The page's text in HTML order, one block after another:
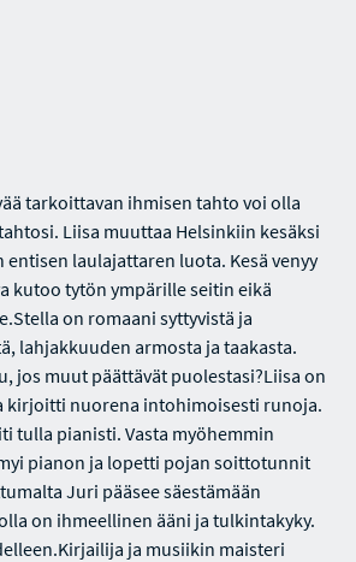
tarkoittavan ihmisen tahto voi olla
Liisa muuttaa Helsinkiin kesäksi
entisen laulajattaren luota. Kesä venyy
kutoo tytön ympärille seitin eikä
on romaani syttyvistä ja
lahjakkuuden armosta ja taakasta.
jos muut päättävät puolestasi?Liisa on
kirjoitti nuorena intohimoisesti runoja.
tulla pianisti. Vasta myöhemmin
pianon ja lopetti pojan soittotunnit
Juri pääsee säestämään
on ihmeellinen ääni ja tulkintakyky.
ja musiikin maisteri